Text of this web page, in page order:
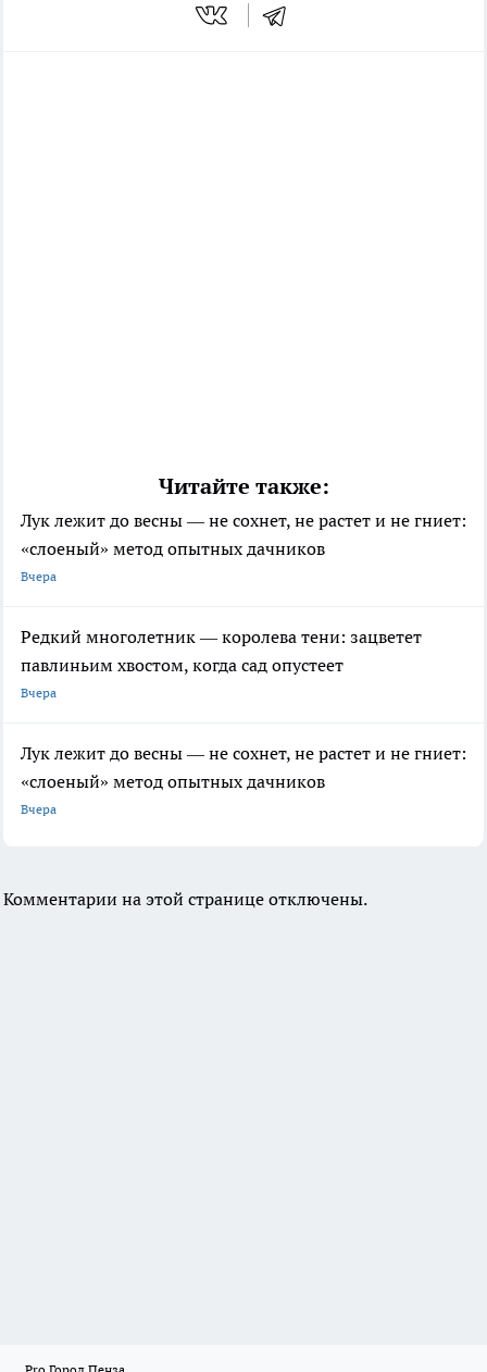
Читайте также:
Лук лежит до весны — не сохнет, не растет и не гниет:
«слоеный» метод опытных дачников
Вчера
Редкий многолетник — королева тени: зацветет
павлиньим хвостом, когда сад опустеет
Вчера
Лук лежит до весны — не сохнет, не растет и не гниет:
«слоеный» метод опытных дачников
Вчера
Комментарии на этой странице отключены.